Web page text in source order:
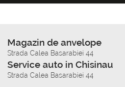
Magazin de anvelope
Strada Calea Basarabiei 44
Service auto in Chisinau
Strada Calea Basarabiei 44